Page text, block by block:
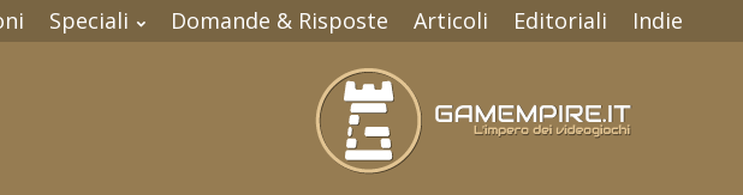
Speciali Domande & Risposte Articoli Editoriali Indie